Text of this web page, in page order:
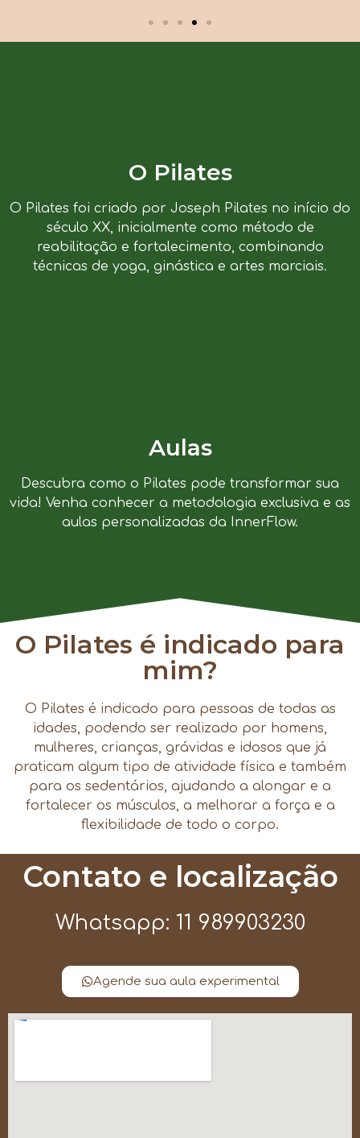
O Pilates
O Pilates foi criado por Joseph Pilates no início do
século XX, inicialmente como método de
reabilitação e fortalecimento, combinando
técnicas de yoga, ginástica e artes marciais.
Aulas
Descubra como o Pilates pode transformar sua
vida! Venha conhecer a metodologia exclusiva e as
aulas personalizadas da InnerFlow.
O Pilates é indicado para
mim?
O Pilates é indicado para pessoas de todas as
idades, podendo ser realizado por homens,
mulheres, crianças, grávidas e idosos que já
praticam algum tipo de atividade física e também
para os sedentários, ajudando a alongar e a
fortalecer os músculos, a melhorar a força e a
flexibilidade de todo o corpo.
Contato e localização
Whatsapp: 11 989903230
Agende sua aula experimental